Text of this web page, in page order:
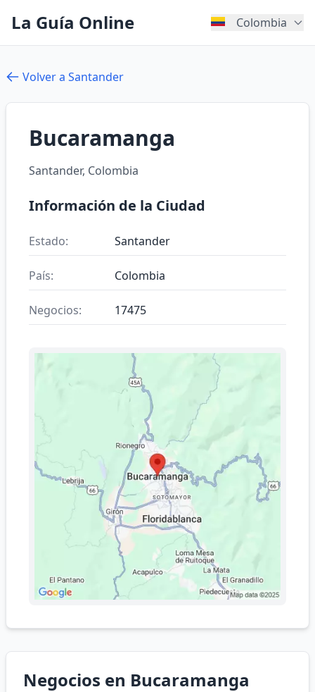
La Guía Online Colombia
Volver a Santander
Bucaramanga
Santander, Colombia
Información de la Ciudad
Estado: Santander
País: Colombia
Negocios: 17475
Negocios en Bucaramanga